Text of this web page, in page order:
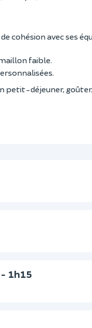
cohésion avec ses
faible.
petit-déjeuner,
1h15